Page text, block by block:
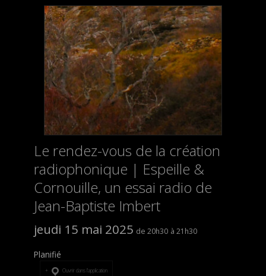
Le rendez-vous de la création
radiophonique | Espeille &
Cornouille, un essai radio de
Jean-Baptiste Imbert
jeudi 15 mai 2025 20h30 21h30
Planifié
Ouvrir dans l’application